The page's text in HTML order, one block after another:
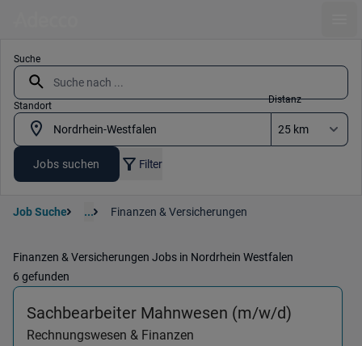
Suche
Standort
Distanz
Jobs suchen Filter
Job Suche ... Finanzen & Versicherungen
Finanzen & Versicherungen Jobs in Nordrhein Westfalen
6 gefunden
Sachbearbeiter Mahnwesen (m/w/d)
Rechnungswesen & Finanzen